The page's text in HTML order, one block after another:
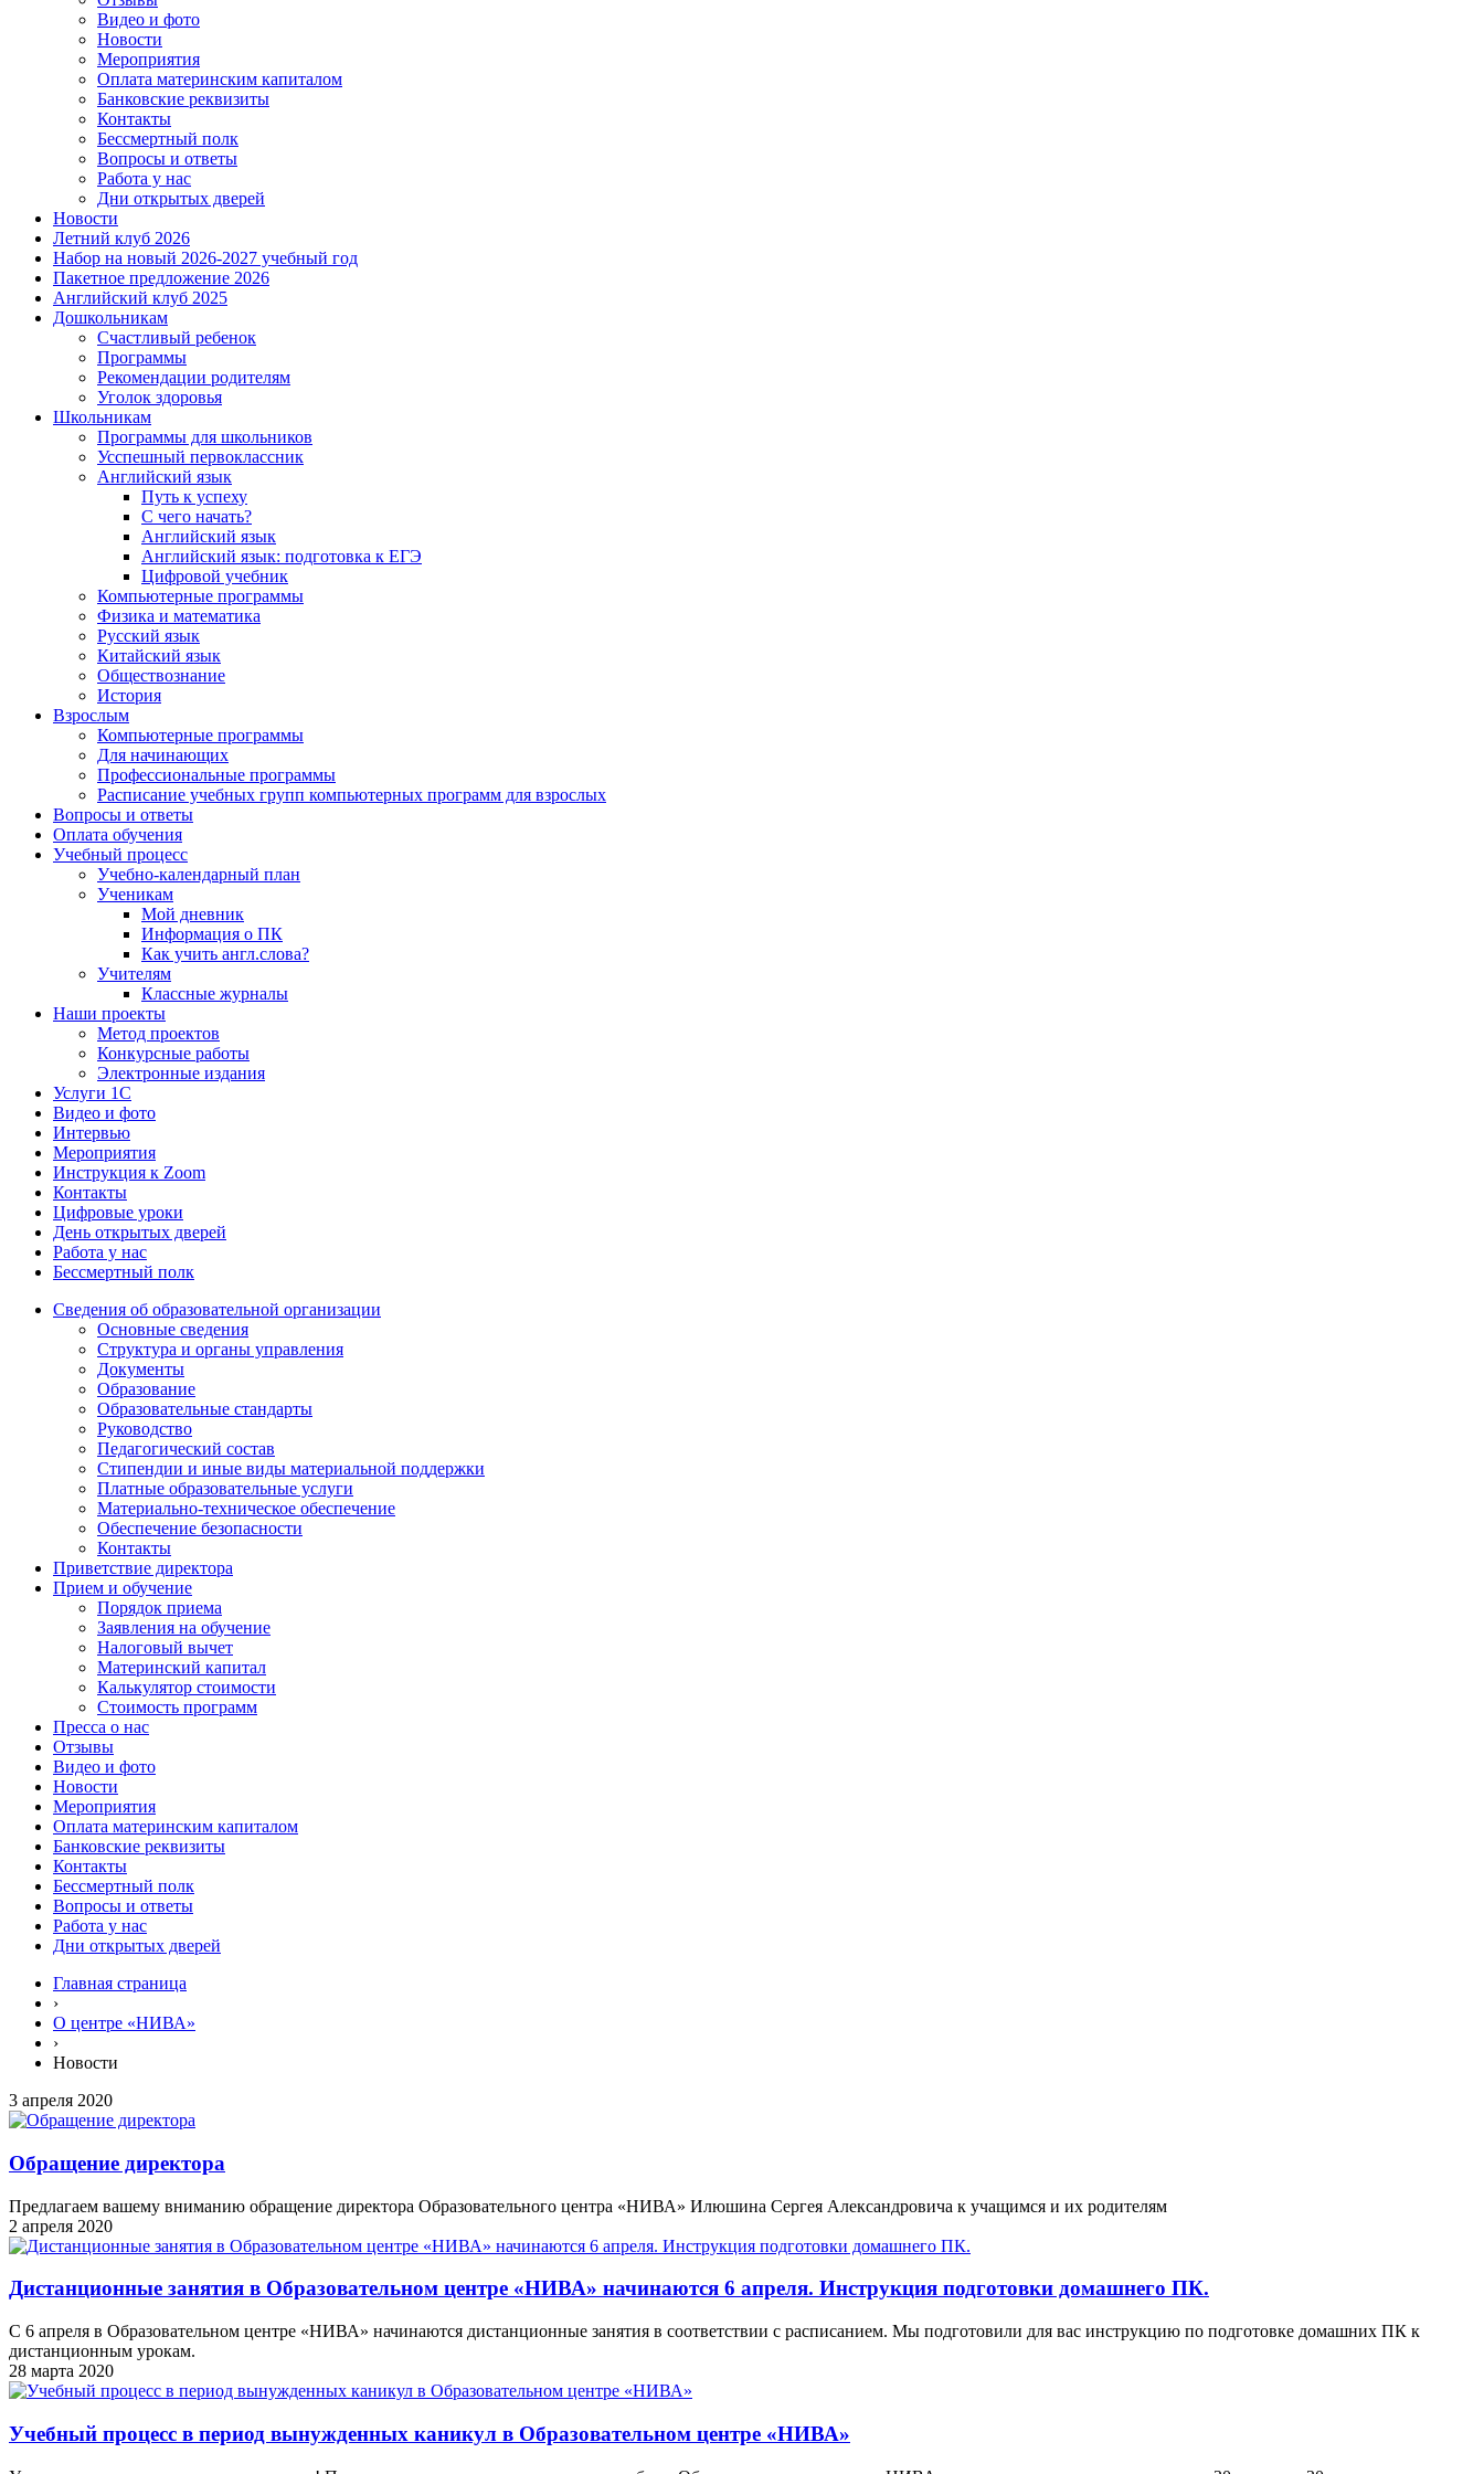
Видео и фото
Новости
Мероприятия
Оплата материнским капиталом
Банковские реквизиты
Контакты
Бессмертный полк
Вопросы и ответы
Работа у нас
Дни открытых дверей
Новости
Летний клуб 2026
Набор на новый 2026-2027 учебный год
Пакетное предложение 2026
Английский клуб 2025
Дошкольникам
Счастливый ребенок
Программы
Рекомендации родителям
Уголок здоровья
Школьникам
Программы для школьников
Усспешный первоклассник
Английский язык
Путь к успеху
С чего начать?
Английский язык
Английский язык: подготовка к ЕГЭ
Цифровой учебник
Компьютерные программы
Физика и математика
Русский язык
Китайский язык
Обществознание
История
Взрослым
Компьютерные программы
Для начинающих
Профессиональные программы
Расписание учебных групп компьютерных программ для взрослых
Вопросы и ответы
Оплата обучения
Учебный процесс
Учебно-календарный план
Ученикам
Мой дневник
Информация о ПК
Как учить англ.слова?
Учителям
Классные журналы
Наши проекты
Метод проектов
Конкурсные работы
Электронные издания
Услуги 1C
Видео и фото
Интервью
Мероприятия
Инструкция к Zoom
Контакты
Цифровые уроки
День открытых дверей
Работа у нас
Бессмертный полк
Сведения об образовательной организации
Основные сведения
Структура и органы управления
Документы
Образование
Образовательные стандарты
Руководство
Педагогический состав
Стипендии и иные виды материальной поддержки
Платные образовательные услуги
Материально-техническое обеспечение
Обеспечение безопасности
Контакты
Приветствие директора
Прием и обучение
Порядок приема
Заявления на обучение
Налоговый вычет
Материнский капитал
Калькулятор стоимости
Стоимость программ
Пресса о нас
Отзывы
Видео и фото
Новости
Мероприятия
Оплата материнским капиталом
Банковские реквизиты
Контакты
Бессмертный полк
Вопросы и ответы
Работа у нас
Дни открытых дверей
Главная страница
›
О центре «НИВА»
›
Новости
3 апреля 2020
Обращение директора
Предлагаем вашему вниманию обращение директора Образовательного центра «НИВА» Илюшина Сергея Александровича к учащимся и их родителям
2 апреля 2020
Дистанционные занятия в Образовательном центре «НИВА» начинаются 6 апреля. Инструкция подготовки домашнего ПК.
С 6 апреля в Образовательном центре «НИВА» начинаются дистанционные занятия в соответствии с расписанием. Мы подготовили для вас инструкцию по подготовке домашних ПК к
дистанционным урокам.
28 марта 2020
Учебный процесс в период вынужденных каникул в Образовательном центре «НИВА»